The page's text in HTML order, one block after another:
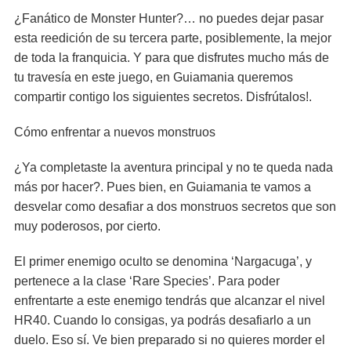
¿Fanático de Monster Hunter?… no puedes dejar pasar
esta reedición de su tercera parte, posiblemente, la mejor
de toda la franquicia. Y para que disfrutes mucho más de
tu travesía en este juego, en Guiamania queremos
compartir contigo los siguientes secretos. Disfrútalos!.
Cómo enfrentar a nuevos monstruos
¿Ya completaste la aventura principal y no te queda nada
más por hacer?. Pues bien, en Guiamania te vamos a
desvelar como desafiar a dos monstruos secretos que son
muy poderosos, por cierto.
El primer enemigo oculto se denomina ‘Nargacuga’, y
pertenece a la clase ‘Rare Species’. Para poder
enfrentarte a este enemigo tendrás que alcanzar el nivel
HR40. Cuando lo consigas, ya podrás desafiarlo a un
duelo. Eso sí. Ve bien preparado si no quieres morder el